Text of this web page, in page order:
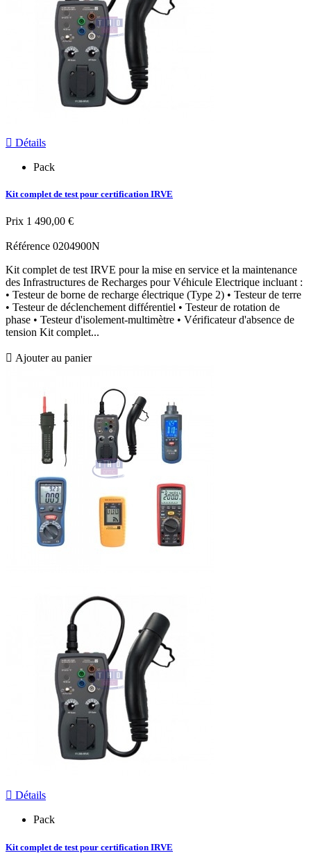
 Détails
Pack
Kit complet de test pour certification IRVE
Prix 1 490,00 €
Référence 0204900N
Kit complet de test IRVE pour la mise en service et la maintenance
des Infrastructures de Recharges pour Véhicule Electrique incluant :
• Testeur de borne de recharge électrique (Type 2) • Testeur de terre
• Testeur de déclenchement différentiel • Testeur de rotation de
phase • Testeur d'isolement-multimètre • Vérificateur d'absence de
tension Kit complet...
 Ajouter au panier
 Détails
Pack
Kit complet de test pour certification IRVE